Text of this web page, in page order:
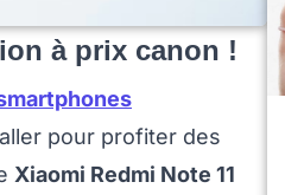
à prix canon !
pour profiter des
Xiaomi Redmi Note 11